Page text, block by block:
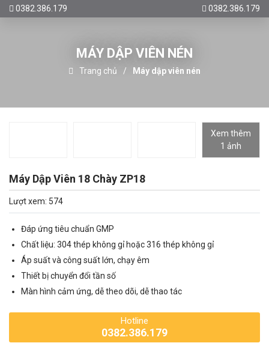
0382.386.179 0382.386.179
MÁY DẬP VIÊN NÉN
Trang chủ Máy dập viên nén
Xem thêm
1 ảnh
Máy Dập Viên 18 Chày ZP18
Lượt xem: 574
Đáp ứng tiêu chuẩn GMP
Chất liệu: 304 thép không gỉ hoặc 316 thép không gỉ
Áp suất và công suất lớn, chạy êm
Thiết bị chuyển đổi tần số
Màn hình cảm ứng, dễ theo dõi, dễ thao tác
Hotline
0382.386.179